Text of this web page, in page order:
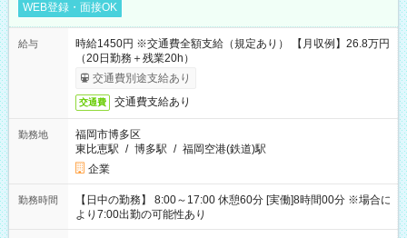
WEB登録・面接OK
給与
時給1450円 ※交通費全額支給（規定あり） 【月収例】26.8万円
（20日勤務＋残業20h）
交通費別途支給あり
交通費 交通費支給あり
勤務地
福岡市博多区
東比恵駅 / 博多駅 / 福岡空港(鉄道)駅
企業
勤務時間
【日中の勤務】 8:00～17:00 休憩60分 [実働]8時間00分 ※場合に
より7:00出勤の可能性あり